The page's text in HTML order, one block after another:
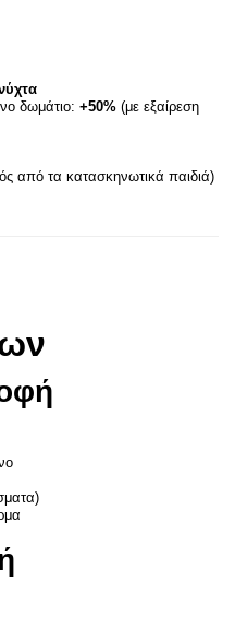
δωμάτιο: +50% (με εξαίρεση
από τα κατασκηνωτικά παιδιά)